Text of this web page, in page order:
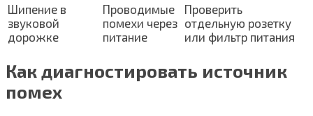
Шипение в
звуковой
дорожке
Проводимые
помехи через
питание
Проверить
отдельную розетку
или фильтр питания
Как диагностировать источник
помех